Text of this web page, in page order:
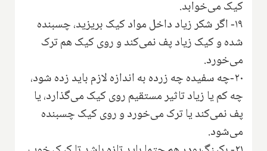
کیک می‌خوابد.
۱۹- اگر شکر زیاد داخل مواد کیک بریزید، چسبنده
شده و کیک زیاد پف نمی‌کند و روی کیک هم ترک
می‌خورد.
۲۰-چه سفیده چه زرده به اندازه لازم باید زده شود،
چه کم یا زیاد تاثیر مستقیم روی کیک می‌گذارد، یا
پف نمی‌کند یا ترک می‌خورد و روی کیک چسبنده
می‌شود.